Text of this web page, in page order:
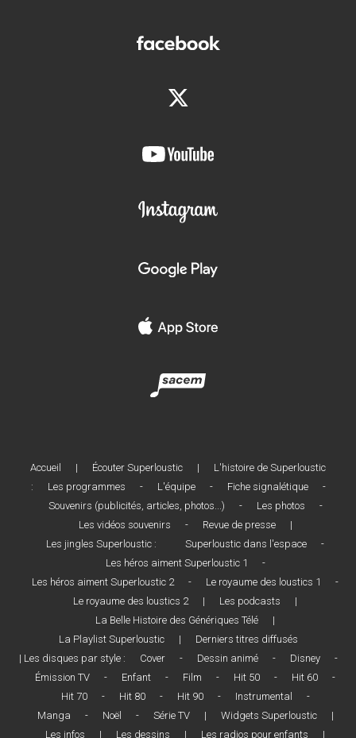
Accueil | Écouter Superloustic |
L'histoire de Superloustic
:
Les programmes - L'équipe - Fiche signalétique
-
Souvenirs (publicités, articles, photos...)
- Les photos
-
Les vidéos souvenirs
- Revue de presse
|
Les jingles Superloustic :
Superloustic dans l'espace
-
Les héros aiment Superloustic 1
-
Les héros aiment Superloustic 2
- Le royaume des loustics 1
-
Le royaume des loustics 2
| Les podcasts
|
La Belle Histoire des Génériques Télé
|
La Playlist Superloustic
|
Derniers titres diffusés
| Les disques par style :
Cover - Dessin animé - Disney
-
Émission TV
- Enfant - Film - Hit 50 - Hit 60
-
Hit 70
- Hit 80 - Hit 90 - Instrumental
-
Manga
- Noël - Série TV | Widgets Superloustic
|
Les infos
| Les dessins | Les radios pour enfants |